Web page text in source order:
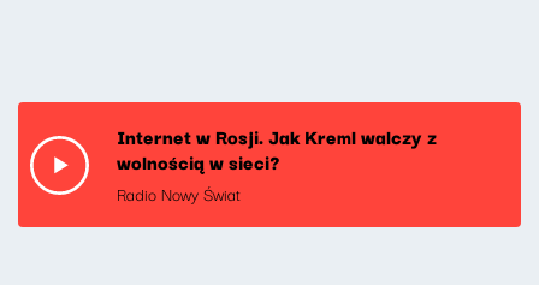
Internet w Rosji. Jak Kreml walczy z
wolnością w sieci?
Radio Nowy Świat